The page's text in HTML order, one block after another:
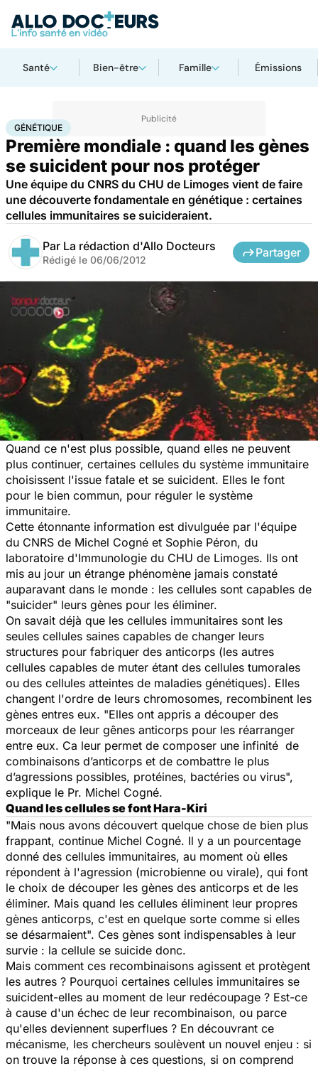
Santé Bien-être Famille Émissions
AccueilSanté Maladies Génétique
GÉNÉTIQUE
Première mondiale : quand les gènes
se suicident pour nos protéger
Une équipe du CNRS du CHU de Limoges vient de faire
une découverte fondamentale en génétique : certaines
cellules immunitaires se suicideraient.
Par La rédaction d'Allo Docteurs
Rédigé le 06/06/2012
Partager
Quand ce n'est plus possible, quand elles ne peuvent
plus continuer, certaines cellules du système immunitaire
choisissent l'issue fatale et se suicident. Elles le font
pour le bien commun, pour réguler le système
immunitaire.
Cette étonnante information est divulguée par l'équipe
du CNRS de Michel Cogné et Sophie Péron, du
laboratoire d'Immunologie du CHU de Limoges. Ils ont
mis au jour un étrange phénomène jamais constaté
auparavant dans le monde : les cellules sont capables de
"suicider" leurs gènes pour les éliminer.
On savait déjà que les cellules immunitaires sont les
seules cellules saines capables de changer leurs
structures pour fabriquer des anticorps (les autres
cellules capables de muter étant des cellules tumorales
ou des cellules atteintes de maladies génétiques). Elles
changent l'ordre de leurs chromosomes, recombinent les
gènes entres eux. "Elles ont appris a découper des
morceaux de leur gênes anticorps pour les réarranger
entre eux. Ca leur permet de composer une infinité de
combinaisons d’anticorps et de combattre le plus
d’agressions possibles, protéines, bactéries ou virus",
explique le Pr. Michel Cogné.
Quand les cellules se font Hara-Kiri
"Mais nous avons découvert quelque chose de bien plus
frappant, continue Michel Cogné. Il y a un pourcentage
donné des cellules immunitaires, au moment où elles
répondent à l'agression (microbienne ou virale), qui font
le choix de découper les gènes des anticorps et de les
éliminer. Mais quand les cellules éliminent leur propres
gènes anticorps, c'est en quelque sorte comme si elles
se désarmaient". Ces gènes sont indispensables à leur
survie : la cellule se suicide donc.
Mais comment ces recombinaisons agissent et protègent
les autres ? Pourquoi certaines cellules immunitaires se
suicident-elles au moment de leur redécoupage ? Est-ce
à cause d'un échec de leur recombinaison, ou parce
qu'elles deviennent superflues ? En découvrant ce
mécanisme, les chercheurs soulèvent un nouvel enjeu : si
on trouve la réponse à ces questions, si on comprend